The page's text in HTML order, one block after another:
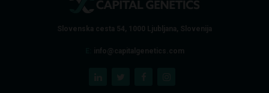
Slovenska cesta 54, 1000 Ljubljana, Slovenija
info@capitalgenetics.com